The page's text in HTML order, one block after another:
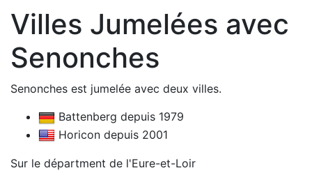
Villes Jumelées avec
Senonches
Senonches est jumelée avec deux villes.
Battenberg depuis 1979
Horicon depuis 2001
Sur le départment de l'Eure-et-Loir